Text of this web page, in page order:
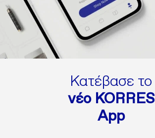
Κατέβασε το
νέο KORRES
App